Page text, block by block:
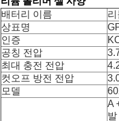
배터리 이름
리
상표명
인증
공칭 전압
최대 충전 전압
컷오프 방전 전압
모델
A